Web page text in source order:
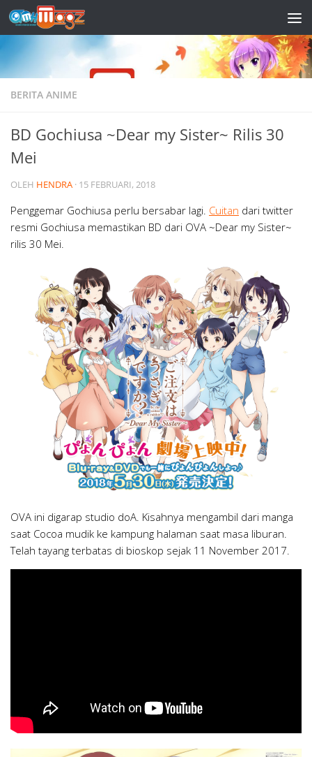
Skip to content
BERITA ANIME
BD Gochiusa ~Dear my Sister~ Rilis 30
Mei
OLEH HENDRA · 15 FEBRUARI, 2018
Penggemar Gochiusa perlu bersabar lagi. Cuitan dari twitter
resmi Gochiusa memastikan BD dari OVA ~Dear my Sister~
rilis 30 Mei.
OVA ini digarap studio doA. Kisahnya mengambil dari manga
saat Cocoa mudik ke kampung halaman saat masa liburan.
Telah tayang terbatas di bioskop sejak 11 November 2017.